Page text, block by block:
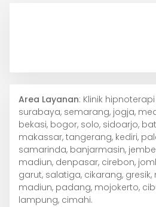
Area Layanan: Klinik
surabaya, semarang, jogja,
bekasi, bogor, solo, sidoarjo,
makassar, tangerang, kediri,
samarinda, banjarmasin,
madiun, denpasar, cirebon,
garut, salatiga, cikarang,
madiun, padang, mojokerto,
lampung, cimahi.